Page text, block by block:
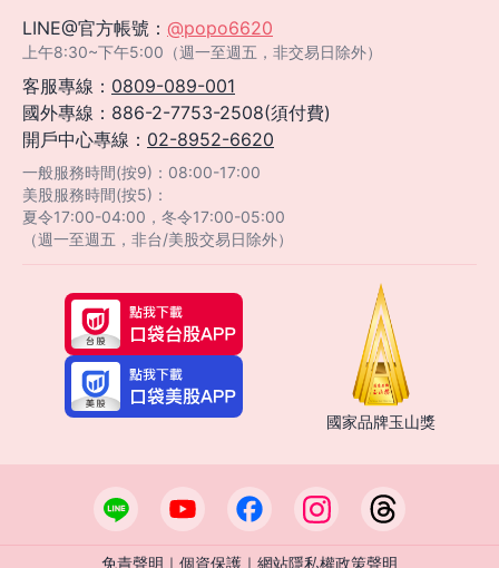
LINE@官方帳號： @popo6620
上午8:30~下午5:00（週一至週五，非交易日除外）
客服專線： 0809-089-001
國外專線：886-2-7753-2508(須付費)
開戶中心專線： 02-8952-6620
一般服務時間(按9)：08:00-17:00
美股服務時間(按5)：
夏令17:00-04:00，冬令17:00-05:00
（週一至週五，非台/美股交易日除外）
國家品牌玉山獎
免責聲明 ｜ 個資保護 ｜ 網站隱私權政策聲明